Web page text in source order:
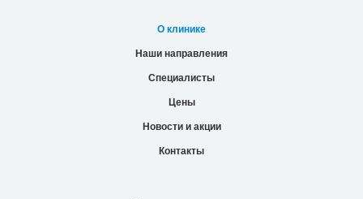
О клинике
Наши направления
Специалисты
Цены
Новости и акции
Контакты